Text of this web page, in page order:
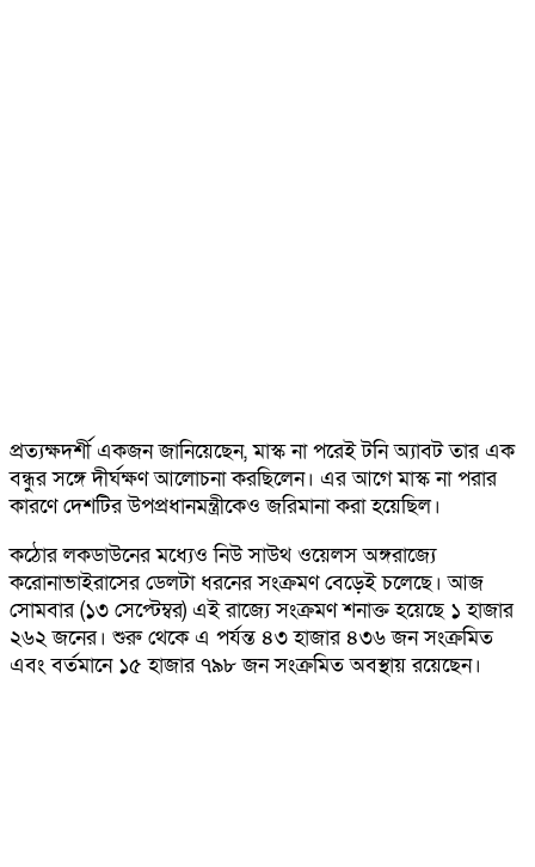
প্রত্যক্ষদর্শী একজন জানিয়েছেন, মাস্ক না পরেই টনি অ্যাবট তার এক
বন্ধুর সঙ্গে দীর্ঘক্ষণ আলোচনা করছিলেন। এর আগে মাস্ক না পরার
কারণে দেশটির উপপ্রধানমন্ত্রীকেও জরিমানা করা হয়েছিল।
কঠোর লকডাউনের মধ্যেও নিউ সাউথ ওয়েলস অঙ্গরাজ্যে
করোনাভাইরাসের ডেলটা ধরনের সংক্রমণ বেড়েই চলেছে। আজ
সোমবার (১৩ সেপ্টেম্বর) এই রাজ্যে সংক্রমণ শনাক্ত হয়েছে ১ হাজার
২৬২ জনের। শুরু থেকে এ পর্যন্ত ৪৩ হাজার ৪৩৬ জন সংক্রমিত
এবং বর্তমানে ১৫ হাজার ৭৯৮ জন সংক্রমিত অবস্থায় রয়েছেন।